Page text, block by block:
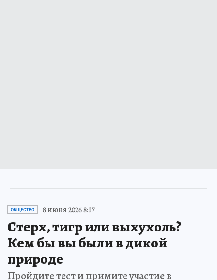
ОБЩЕСТВО 8 июня 2026 8:17
Стерх, тигр или выхухоль?
Кем бы вы были в дикой
природе
Пройдите тест и примите участие в